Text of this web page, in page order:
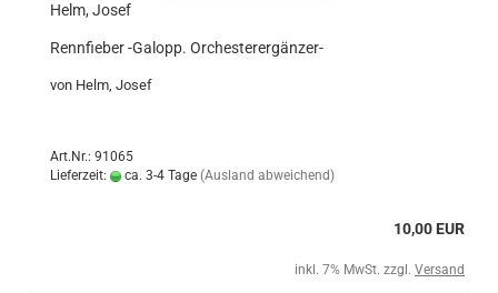
Helm, Josef
Rennfieber -Galopp. Orchesterergänzer-
von Helm, Josef
Art.Nr.: 91065
Lieferzeit:
ca. 3-4 Tage (Ausland abweichend)
10,00 EUR
inkl. 7% MwSt. zzgl. Versand